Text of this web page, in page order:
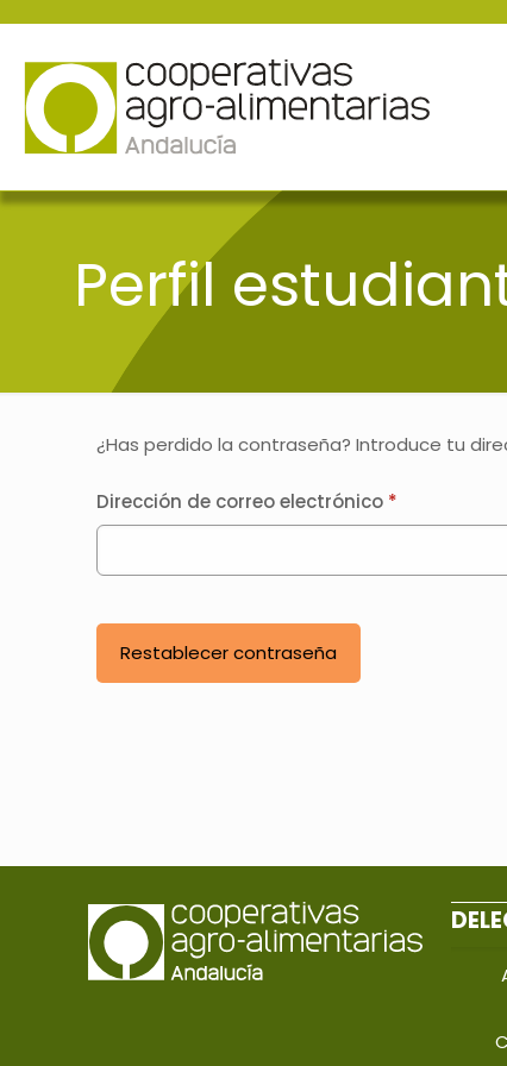
Perfil
¿Has perdido la contraseña? Introduce tu
Dirección de correo electrónico *
Restablecer contraseña